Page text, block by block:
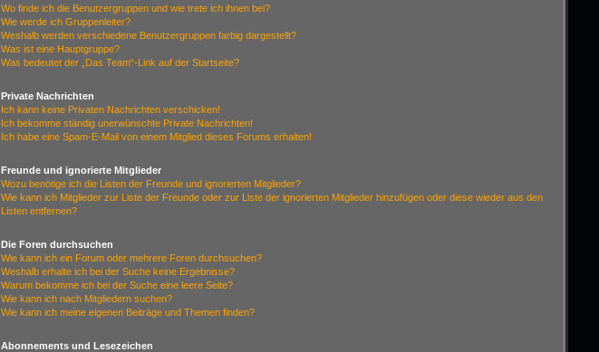
Wo finde ich die Benutzergruppen und wie trete ich ihnen bei?
Wie werde ich Gruppenleiter?
Weshalb werden verschiedene Benutzergruppen farbig dargestellt?
Was ist eine Hauptgruppe?
Was bedeutet der „Das Team“-Link auf der Startseite?
Private Nachrichten
Ich kann keine Privaten Nachrichten verschicken!
Ich bekomme ständig unerwünschte Private Nachrichten!
Ich habe eine Spam-E-Mail von einem Mitglied dieses Forums erhalten!
Freunde und ignorierte Mitglieder
Wozu benötige ich die Listen der Freunde und ignorierten Mitglieder?
Wie kann ich Mitglieder zur Liste der Freunde oder zur Liste der ignorierten Mitglieder hinzufügen oder diese wieder aus den
Listen entfernen?
Die Foren durchsuchen
Wie kann ich ein Forum oder mehrere Foren durchsuchen?
Weshalb erhalte ich bei der Suche keine Ergebnisse?
Warum bekomme ich bei der Suche eine leere Seite?
Wie kann ich nach Mitgliedern suchen?
Wie kann ich meine eigenen Beiträge und Themen finden?
Abonnements und Lesezeichen